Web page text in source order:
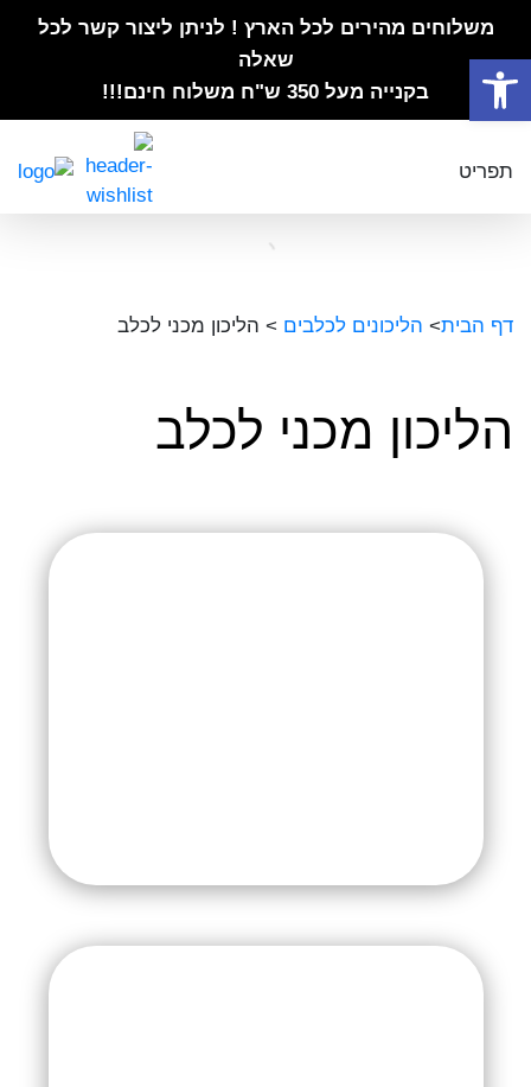
משלוחים מהירים לכל הארץ ! לניתן ליצור קשר לכל
שאלה
בקנייה מעל 350 ש"ח משלוח חינם!!!
תפריט
דף הבית> הליכונים לכלבים > הליכון מכני לכלב
הליכון מכני לכלב
פתח סרגל נגישות